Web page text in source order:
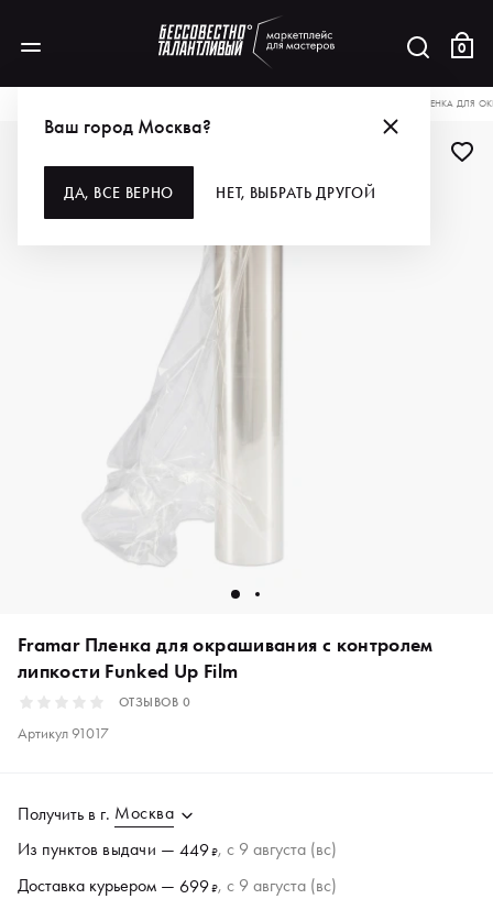
0
Ваш город Москва?
ДА, ВСЕ ВЕРНО НЕТ, ВЫБРАТЬ ДРУГОЙ
FRAMAR ПЛЕНКА ДЛЯ
Framar Пленка для окрашивания с контролем
липкости Funked Up Film
ОТЗЫВОВ 0
Артикул 91017
Получить в г. Москва
Из пунктов выдачи — 449₽, c 9 августа (вс)
Доставка курьером — 699₽, c 9 августа (вс)